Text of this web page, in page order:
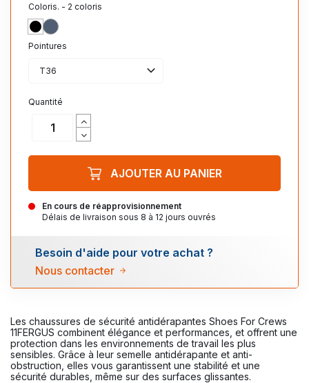
Les chaussures de sécurité antidérapantes Shoes For Crews
11FERGUS combinent élégance et performances, et offrent une
protection dans les environnements de travail les plus
sensibles. Grâce à leur semelle antidérapante et anti-
obstruction, elles vous garantissent une stabilité et une
sécurité durables, même sur des surfaces glissantes.
Coloris. - 2 coloris
NOIRDENIM
Pointures
T36
Quantité
En cours de réapprovisionnement
Délais de livraison sous 8 à 12 jours ouvrés
AJOUTER AU PANIER
Besoin d'aide pour votre achat ?
Nous contacter